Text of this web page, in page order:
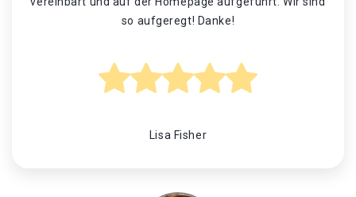
so aufgeregt! Danke!
Lisa Fisher